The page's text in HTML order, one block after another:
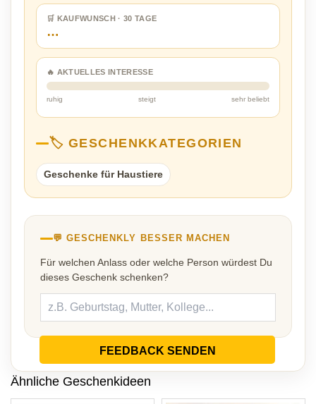
🛒 KAUFWUNSCH · 30 TAGE
…
🔥 AKTUELLES INTERESSE
ruhig steigt sehr beliebt
🏷️ GESCHENKKATEGORIEN
Geschenke für Haustiere
💬 GESCHENKLY BESSER MACHEN
Für welchen Anlass oder welche Person würdest Du
dieses Geschenk schenken?
FEEDBACK SENDEN
Ähnliche Geschenkideen